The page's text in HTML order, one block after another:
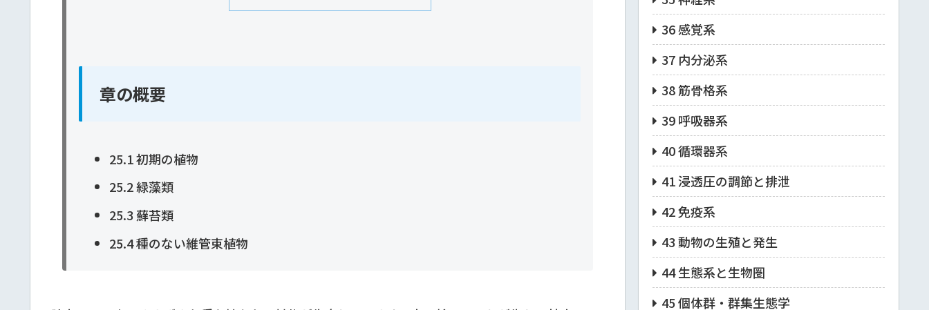
章の概要
25.1 初期の植物
25.2 緑藻類
25.3 蘚苔類
25.4 種のない維管束植物
36 感覚系
37 内分泌系
38 筋骨格系
39 呼吸器系
40 循環器系
41 浸透圧の調節と排泄
42 免疫系
43 動物の生殖と発生
44 生態系と生物圏
45 個体群・群集生態学